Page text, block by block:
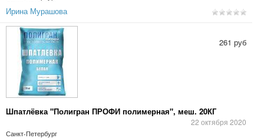
Ирина Мурашова
Шпатлёвка "Полигран ПРОФИ полимерная", меш. 20КГ
22 октября 2020
Санкт-Петербург
261 руб